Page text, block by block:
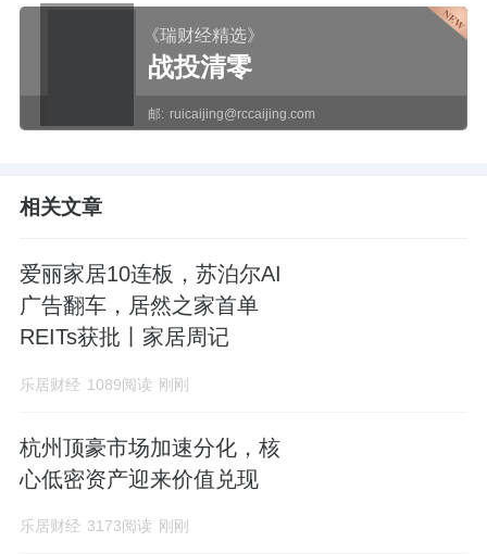
《瑞财经精选》
战投清零
邮: ruicaijing@rccaijing.com
相关文章
爱丽家居10连板，苏泊尔AI
广告翻车，居然之家首单
REITs获批丨家居周记
乐居财经 1089阅读 刚刚
杭州顶豪市场加速分化，核
心低密资产迎来价值兑现
乐居财经 3173阅读 刚刚